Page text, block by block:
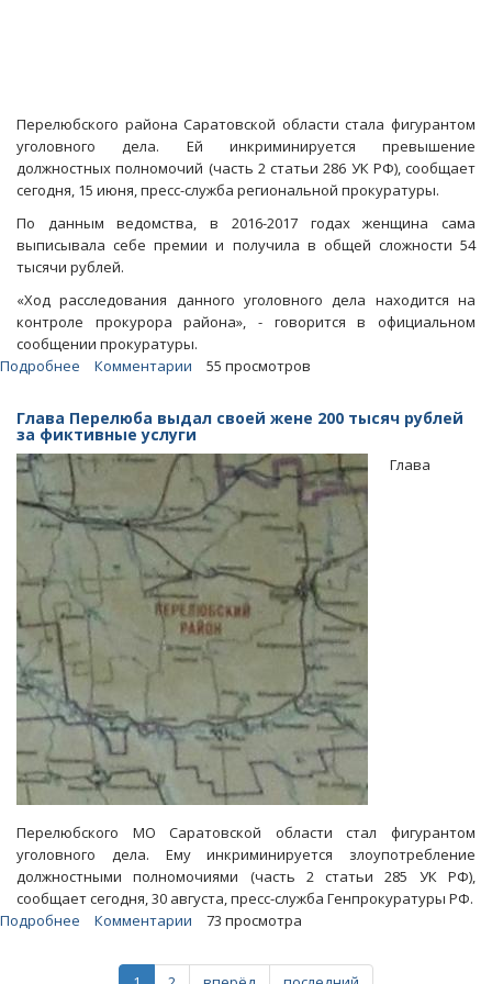
Перелюбского района Саратовской области стала фигурантом
уголовного дела. Ей инкриминируется превышение
должностных полномочий (часть 2 статьи 286 УК РФ), сообщает
сегодня, 15 июня, пресс-служба региональной прокуратуры.
По данным ведомства, в 2016-2017 годах женщина сама
выписывала себе премии и получила в общей сложности 54
тысячи рублей.
«Ход расследования данного уголовного дела находится на
контроле прокурора района», - говорится в официальном
сообщении прокуратуры.
Подробнее
чиновница
премировала
себя
на
тысячи
рублей
Комментарии 55 просмотров
Глава Перелюба выдал своей жене 200 тысяч рублей
за фиктивные услуги
Глава
Перелюбского МО Саратовской области стал фигурантом
уголовного дела. Ему инкриминируется злоупотребление
должностными полномочиями (часть 2 статьи 285 УК РФ),
сообщает сегодня, 30 августа, пресс-служба Генпрокуратуры РФ.
Подробнее
Перелюба
Комментарии 73 просмотра